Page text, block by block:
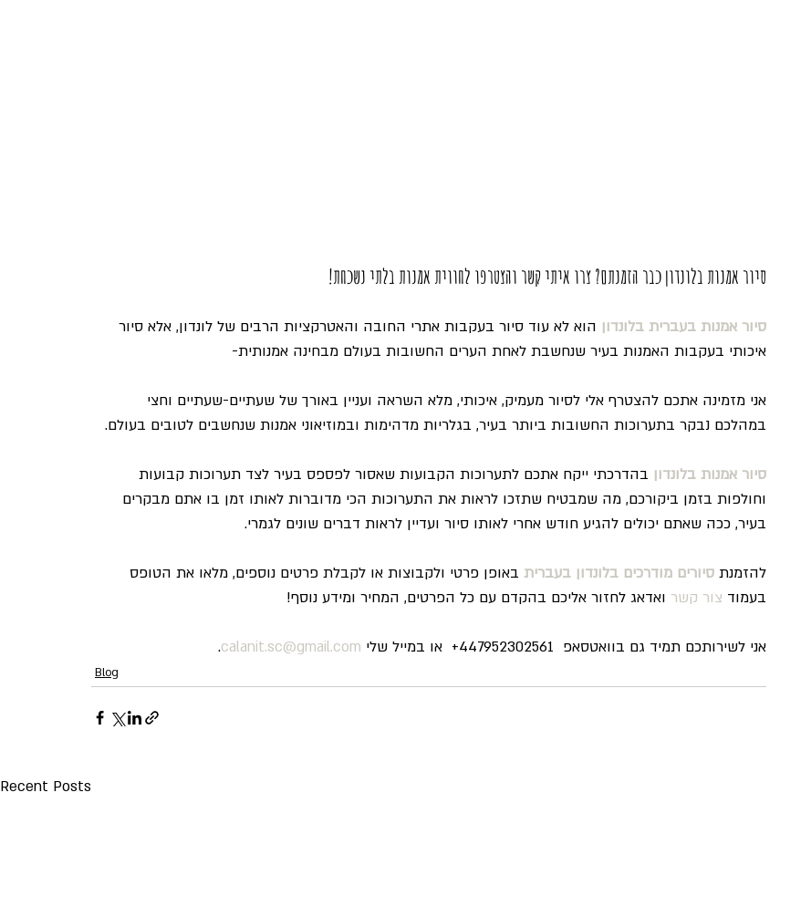
סיור אמנות בלונדון כבר הזמנתם? צרו איתי קשר והצטרפו לחווית אמנות בלתי נשכחת!
סיור אמנות בעברית בלונדון הוא לא עוד סיור בעקבות אתרי החובה והאטרקציות הרבים של לונדון, אלא סיור
איכותי בעקבות האמנות בעיר שנחשבת לאחת הערים החשובות בעולם מבחינה אמנותית-
אני מזמינה אתכם להצטרף אלי לסיור מעמיק, איכותי, מלא השראה ועניין באורך של שעתיים-שעתיים וחצי
במהלכם נבקר בתערוכות החשובות ביותר בעיר, בגלריות מדהימות ובמוזיאוני אמנות שנחשבים לטובים בעולם.
סיור אמנות בלונדון בהדרכתי ייקח אתכם לתערוכות הקבועות שאסור לפספס בעיר לצד תערוכות קבועות
וחולפות בזמן ביקורכם, מה שמבטיח שתזכו לראות את התערוכות הכי מדוברות לאותו זמן בו אתם מבקרים
בעיר, ככה שאתם יכולים להגיע חודש אחרי לאותו סיור ועדיין לראות דברים שונים לגמרי.
להזמנת סיורים מודרכים בלונדון בעברית באופן פרטי ולקבוצות או לקבלת פרטים נוספים, מלאו את הטופס
בעמוד צור קשר ואדאג לחזור אליכם בהקדם עם כל הפרטים, המחיר ומידע נוסף!
אני לשירותכם תמיד גם בוואטסאפ  447952302561+  או במייל שלי calanit.sc@gmail.com
.
Blog
Recent Posts